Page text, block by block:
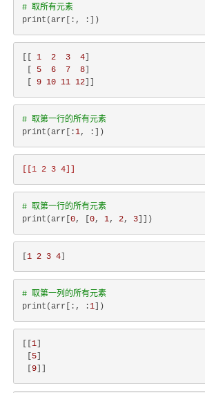
# 取所有元素
1 2 3 4
5 6 7 8
9 10 11 12
# 取第一行的所有元素
print(arr[:1
[[1 2 3 4]]
# 取第一行的所有元素
print(arr[ 0, [ 0, 1, 2, 3
1 2 3 4
# 取第一列的所有元素
print(arr[:, :1
1
5
9